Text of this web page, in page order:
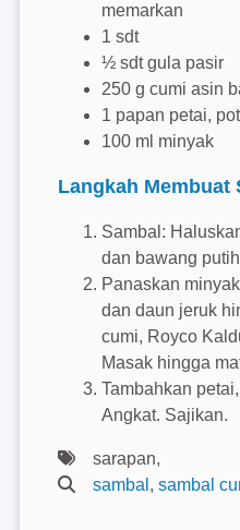
memarkan
1 sdt
½ sdt gula pasir
250 g cumi asin
1 papan petai,
100 ml minyak
Langkah Membuat
Sambal:
dan bawang
Panaskan
dan daun jeruk
cumi, Royco
Masak hingga
Tambahkan
Angkat. Sajikan.
sarapan,
sambal , sambal